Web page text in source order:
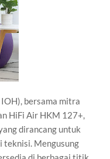
bersama mitra
HiFi Air HKM 127+,
dirancang untuk
teknisi. Mengusung